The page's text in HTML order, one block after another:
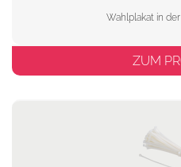
Wahlplakat in
ZUM